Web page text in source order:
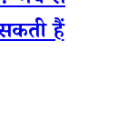
हैं